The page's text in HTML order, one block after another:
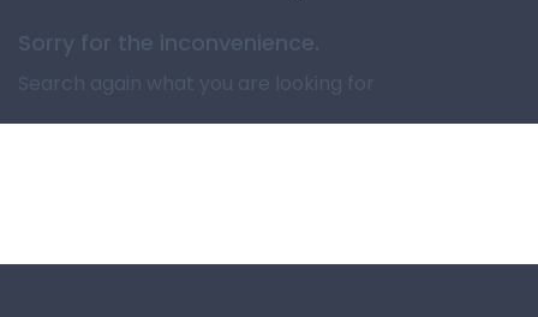
Sorry for the inconvenience.
Search again what you are looking for